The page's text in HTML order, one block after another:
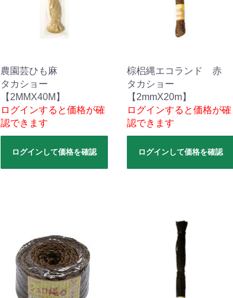
農園芸ひも麻
タカショー
【2MMX40M】
ログインすると価格が確
認できます
ログインして価格を確認
棕梠縄エコランド 赤
タカショー
【2mmX20m】
ログインすると価格が確
認できます
ログインして価格を確認